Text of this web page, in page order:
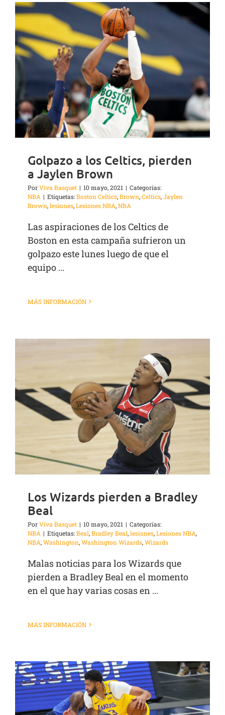
Golpazo a los Celtics, pierden
a Jaylen Brown
PorViva Basquet | 10 mayo, 2021 | Categorías:
NBA | Etiquetas:Boston Celtics,Brown,Celtics,Jaylen
Brown,lesiones,Lesiones NBA,NBA
Las aspiraciones de los Celtics de
Boston en esta campaña sufrieron un
golpazo este lunes luego de que el
equipo ...
MÁS INFORMACIÓN
Los Wizards pierden a Bradley
Beal
PorViva Basquet | 10 mayo, 2021 | Categorías:
NBA | Etiquetas:Beal,Bradley Beal,lesiones,Lesiones NBA,
NBA,Washington,Washington Wizards,Wizards
Malas noticias para los Wizards que
pierden a Bradley Beal en el momento
en el que hay varias cosas en ...
MÁS INFORMACIÓN